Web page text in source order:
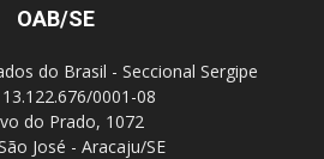
OAB/SE
do Brasil - Seccional Sergipe
13.122.676/0001-08
do Prado, 1072
José - Aracaju/SE